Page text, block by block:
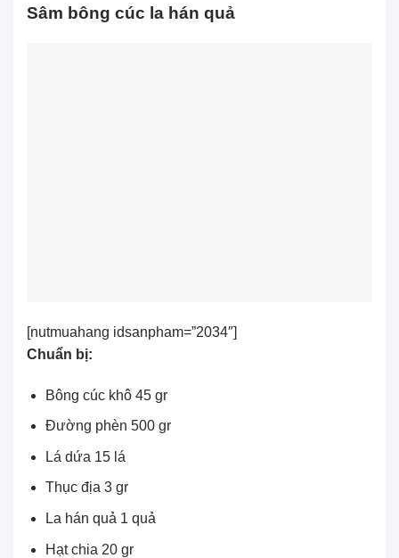
Sâm bông cúc la hán quả
[nutmuahang idsanpham=”2034″]
Chuẩn bị:
Bông cúc khô45 gr
Đường phèn 500 gr
Lá dứa 15 lá
Thục địa 3 gr
La hán quả 1 quả
Hạt chia 20 gr